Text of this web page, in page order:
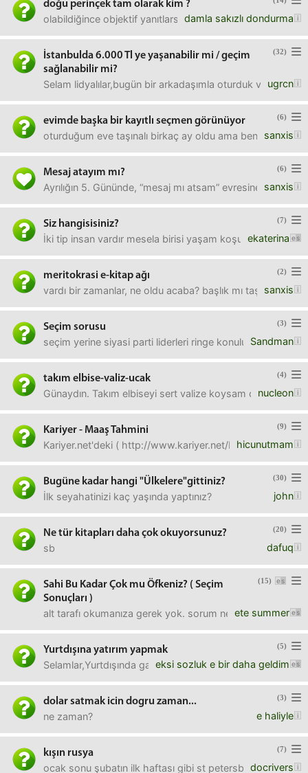
doğu perinçek tam olarak kim ?
damla sakızlı dondurma
olabildiğince objektif yanıtlarsanız sevinirim. bu adamla
(32)
İstanbulda 6.000 Tl ye yaşanabilir mi / geçim
sağlanabilir mi?
ugrcn
Selam lidyalılar,bugün bir arkadaşımla oturduk ve
(6)
evimde başka bir kayıtlı seçmen görünüyor
sanxis
oturduğum eve taşınalı birkaç ay oldu ama ben
(6)
Mesaj atayım mı?
sanxis
Ayrılığın 5. Gününde, “mesaj mı atsam” evresine
(7)
Siz hangisisiniz?
ekaterina
İki tip insan vardır mesela birisi yaşam koşullarını her
(2)
meritokrasi e-kitap ağı
sanxis
vardı bir zamanlar, ne oldu acaba? başlık mı taşındı,
(3)
Seçim sorusu
Sandman
seçim yerine siyasi parti liderleri ringe konulup yumruk
(4)
takım elbise-valiz-ucak
nucleon
Günaydın. Takım elbiseyi sert valize koysam onu da uçak
(9)
Kariyer - Maaş Tahmini
hicunutmam
Kariyer.net'deki ( http://www.kariyer.net/biggplus-
(30)
Bugüne kadar hangi "Ülkelere"gittiniz?
john
İlk seyahatinizi kaç yaşında yaptınız?
(20)
Ne tür kitapları daha çok okuyorsunuz?
dafuq
sb
(15)
Sahi Bu Kadar Çok mu Öfkeniz? ( Seçim
Sonuçları )
ete summer
alt tarafı okumanıza gerek yok. sorum net olarak şu;
(5)
Yurtdışına yatırım yapmak
eksi sozluk e bir daha geldim
Selamlar,Yurtdışında gayrimenkul almak gibi bir
(3)
dolar satmak icin dogru zaman...
e haliyle
ne zaman?
(7)
kışın rusya
docrivers
ocak sonu şubatın ilk haftası gibi st petersburg nasıl